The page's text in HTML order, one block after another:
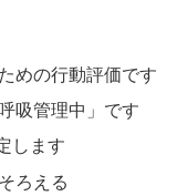
めの行動評価です
吸管理中」です
します
ろえる